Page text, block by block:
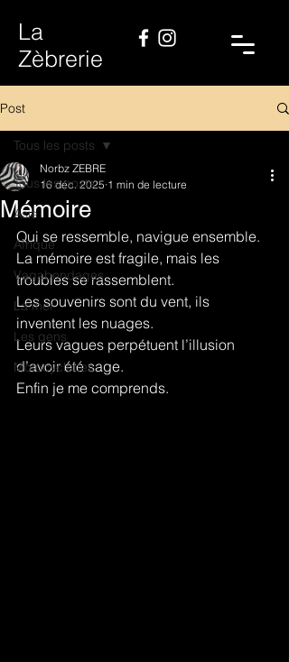
La
Zèbrerie
Post
Tous les posts
Asie
Afrique
Vagabondages
La mer
Les gens
Motocyclettes
Tous les posts
Mémoire
Norbz ZEBRE
16 déc. 2025 1 min de lecture
Qui se ressemble, navigue ensemble.
La mémoire est fragile, mais les
troubles se rassemblent.
Les souvenirs sont du vent, ils
inventent les nuages.
Leurs vagues perpétuent l’illusion
d’avoir été sage.
Enfin je me comprends.